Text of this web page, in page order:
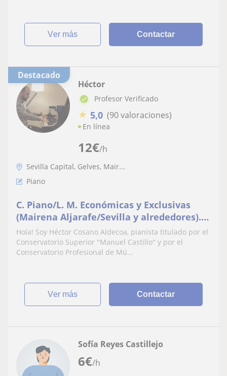
ver más Contactar
Destacado
12€/h
Héctor
Profesor Verificado
★ 5,0 (90 valoraciones)
En línea
Sevilla Capital, Gelves, Mair...
Piano
C. Piano/L. M. Económicas y Exclusivas
(Mairena Aljarafe/Sevilla y alrededores).
Presencial y Online
Hola! Soy Héctor Cosano Aldecoa, pianista titulado por el
Conservatorio Superior "Manuel Castillo" y por el
Conservatorio Profesional de Mú...
ver más Contactar
6€/h
Sofía Reyes Castillejo